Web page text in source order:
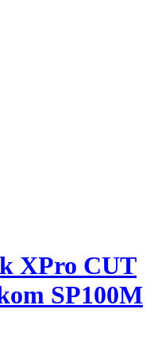
XPro CUT
SP100M